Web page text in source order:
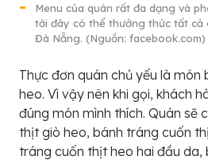
Menu của quán rất đa dạng và
tới đây có thể thưởng thức tất cả
Đà Nẵng. (Nguồn: facebook.com)
Thực đơn quán chủ yếu là
heo. Vì vậy nên khi gọi, khách
đúng món mình thích. Quán sẽ
thịt giò heo, bánh tráng cuốn
tráng cuốn thịt heo hai đầu